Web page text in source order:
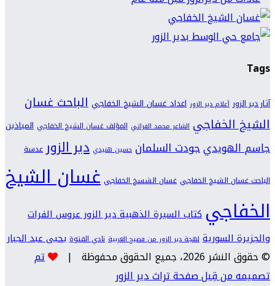
Tags
آثار دير الزور أعلام دير الزور اعداد غسان الشيخ الخفاجي الباحث غسان
الشيخ الخفاجي الشاعر محمد الفراتي المؤلف غسان الشيخ الخفاجي المياذين
جاسم الهويديجودت السلمان حسين هنيدي دير الزور عدسة
الباحث غسان الشيخ الخفاجي غسان الشسخ الخفاجي غسان الشيخ
الخفاجي كتاب السيرة الذهبية دير الزور عروس الفرات
والجزيرة السورية لهجة دير الزور من فصيح العربية نادي الفتوة يحيى عبد الجبار
© حقوق النشر 2026، جميع الحقوق محفوظة |
تم
تصميمه من قِبل صفحة تراث دير الزور